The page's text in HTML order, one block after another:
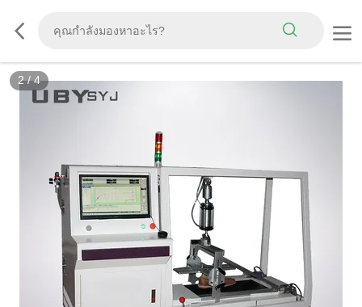
2/4